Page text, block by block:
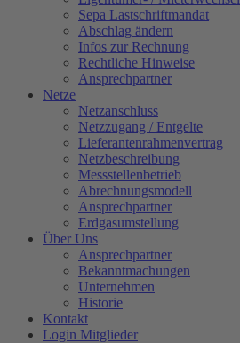
Sepa Lastschriftmandat
Abschlag ändern
Infos zur Rechnung
Rechtliche Hinweise
Ansprechpartner
Netze
Netzanschluss
Netzzugang / Entgelte
Lieferantenrahmenvertrag
Netzbeschreibung
Messstellenbetrieb
Abrechnungsmodell
Ansprechpartner
Erdgasumstellung
Über Uns
Ansprechpartner
Bekanntmachungen
Unternehmen
Historie
Kontakt
Login Mitglieder